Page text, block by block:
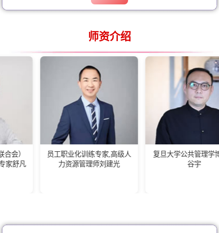
师资介绍
员工职业化训练专家,高级人
力资源管理师刘建光
复旦大学公共管理学博士后